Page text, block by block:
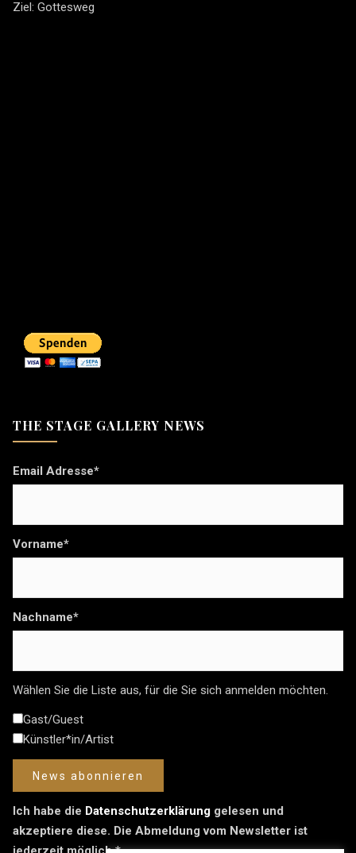
Ziel: Gottesweg
THE STAGE GALLERY NEWS
Email Adresse*
Vorname*
Nachname*
Wählen Sie die Liste aus, für die Sie sich anmelden möchten.
Gast/Guest
Künstler*in/Artist
Ich habe die Datenschutzerklärung gelesen und
akzeptiere diese. Die Abmeldung vom Newsletter ist